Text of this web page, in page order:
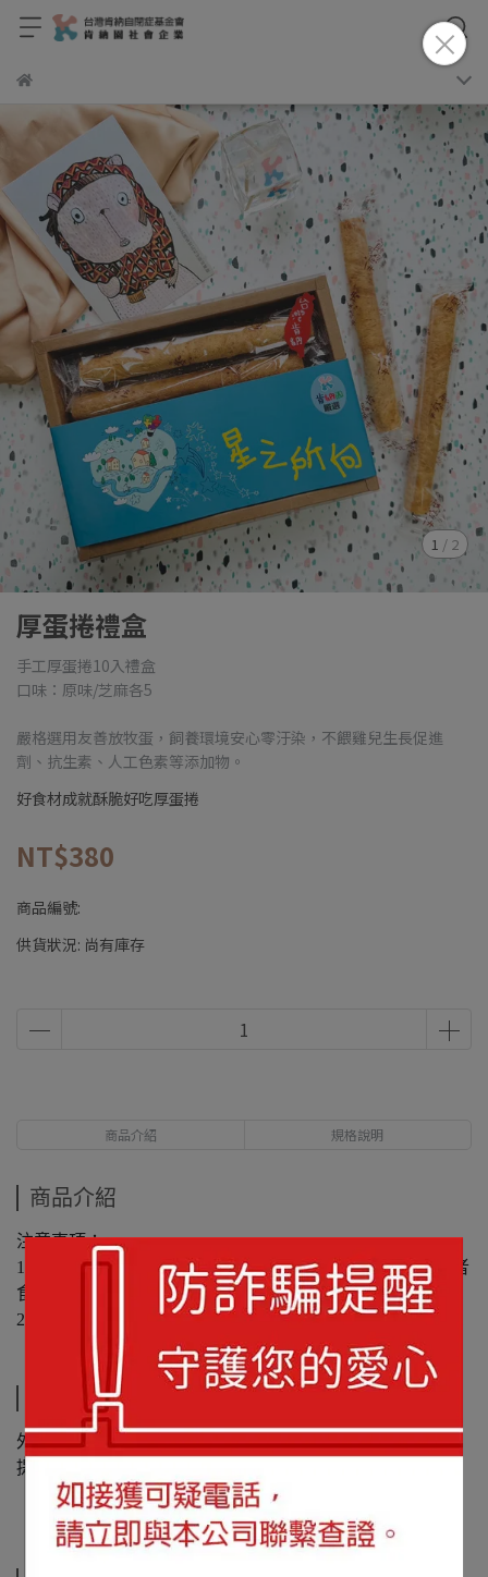
1 / 2
厚蛋捲禮盒
手工厚蛋捲10入禮盒
口味：原味/芝麻各5
嚴格選用友善放牧蛋，飼養環境安心零汙染，不餵雞兒生長促進
劑、抗生素、人工色素等添加物。
好食材成就酥脆好吃厚蛋捲
NT$380
商品編號:
供貨狀況: 尚有庫存
商品介紹 規格說明
商品介紹
注意事項：
1. 本產品含有麩質穀物，蛋及其製品，不是盒其過敏體質者
食用。
2. 請儲存於通風乾燥處，避免高溫陽光直射。
規格說明
外盒尺寸：22.8*16.8*5.5cm
提袋尺寸：24*20*14cm